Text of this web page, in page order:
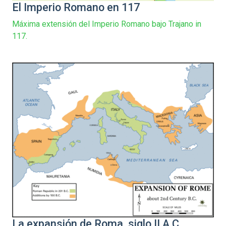
El Imperio Romano en 117
Máxima extensión del Imperio Romano bajo Trajano in
117.